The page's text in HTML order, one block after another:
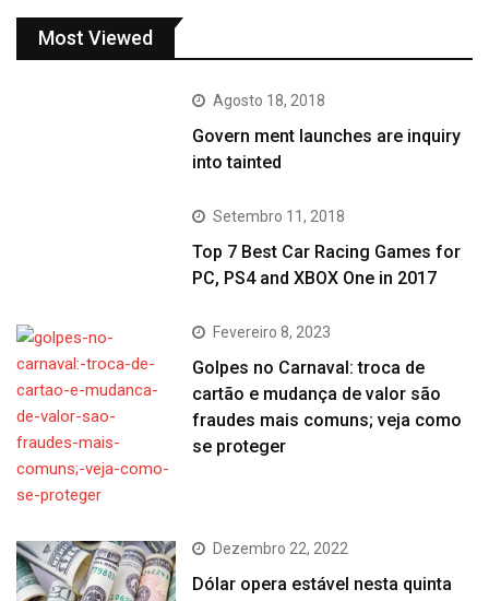
Most Viewed
Agosto 18, 2018
Govern ment launches are inquiry
into tainted
Setembro 11, 2018
Top 7 Best Car Racing Games for
PC, PS4 and XBOX One in 2017
Fevereiro 8, 2023
Golpes no Carnaval: troca de
cartão e mudança de valor são
fraudes mais comuns; veja como
se proteger
Dezembro 22, 2022
Dólar opera estável nesta quinta